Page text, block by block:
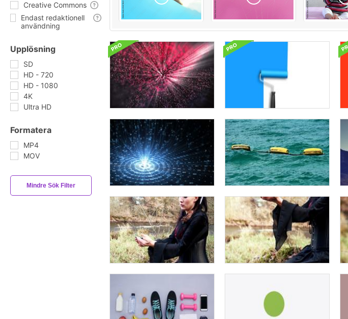
Creative Commons
Endast redaktionell
användning
Upplösning
SD
HD - 720
HD - 1080
4K
Ultra HD
Formatera
MP4
MOV
Mindre Sök Filter